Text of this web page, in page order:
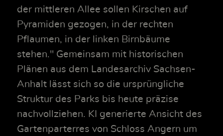
der mittleren Allee sollen Kirschen auf
Pyramiden gezogen, in der rechten
Pflaumen, in der linken Birnbäume
stehen." Gemeinsam mit historischen
Plänen aus dem Landesarchiv Sachsen-
Anhalt lässt sich so die ursprüngliche
Struktur des Parks bis heute präzise
nachvollziehen. KI generierte Ansicht des
Gartenparterres von Schloss Angern um